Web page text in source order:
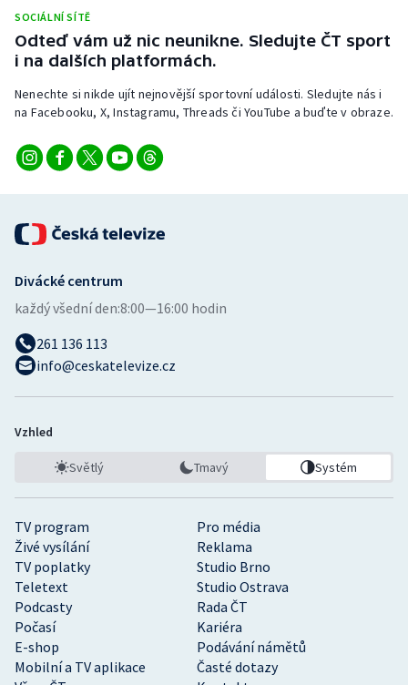
SOCIÁLNÍ SÍTĚ
Odteď vám už nic neunikne. Sledujte ČT sport
i na dalších platformách.
Nenechte si nikde ujít nejnovější sportovní události. Sledujte nás i
na Facebooku, X, Instagramu, Threads či YouTube a buďte v obraze.
TV program
Pro média
Živé vysílání
Reklama
TV poplatky
Studio Brno
Teletext
Studio Ostrava
Podcasty
Rada ČT
Počasí
Kariéra
E-shop
Podávání námětů
Mobilní a TV aplikace
Časté dotazy
Divácké centrum
každý všední den:8:00—16:00 hodin
261 136 113
info@ceskatelevize.cz
Vzhled
Světlý Tmavý Systém